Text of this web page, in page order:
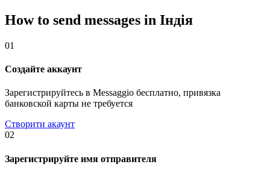
How to send messages in Індія
01
Создайте аккаунт
Зарегистрируйтесь в Messaggio бесплатно, привязка
банковской карты не требуется
Створити акаунт
02
Зарегистрируйте имя отправителя